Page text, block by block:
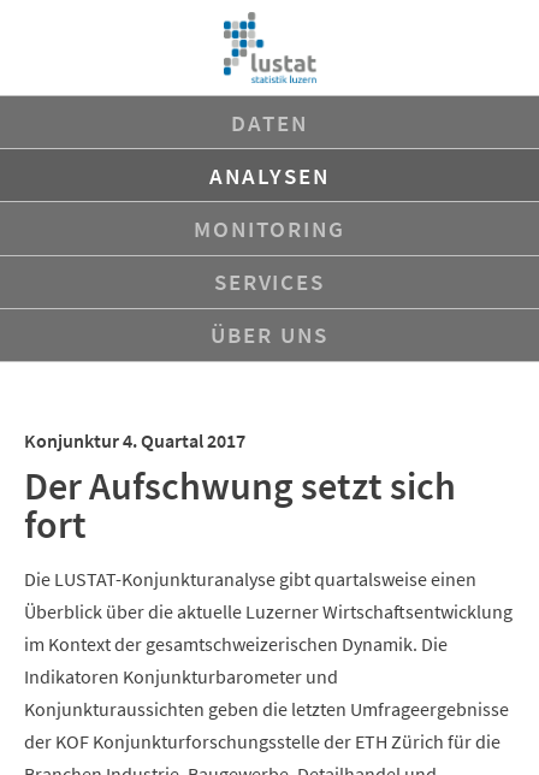
DATEN
ANALYSEN
MONITORING
SERVICES
ÜBER UNS
Konjunktur 4. Quartal 2017
Der Aufschwung setzt sich
fort
Die LUSTAT-Konjunkturanalyse gibt quartalsweise einen
Überblick über die aktuelle Luzerner Wirtschaftsentwicklung
im Kontext der gesamtschweizerischen Dynamik. Die
Indikatoren Konjunkturbarometer und
Konjunkturaussichten geben die letzten Umfrageergebnisse
der KOF Konjunkturforschungsstelle der ETH Zürich für die